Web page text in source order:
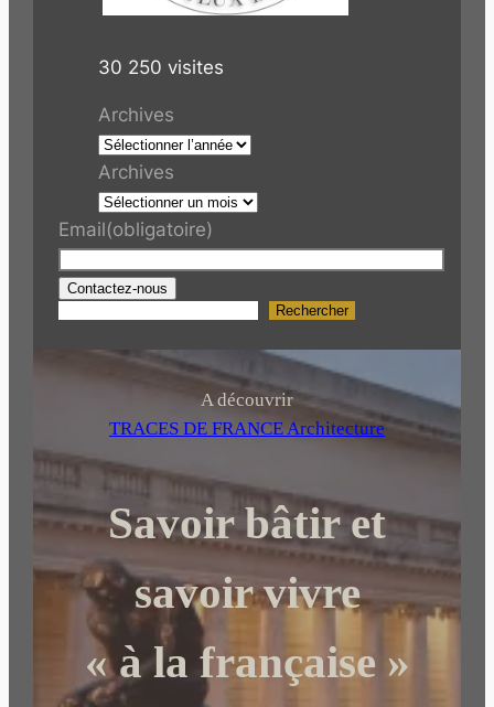
30 250 visites
Archives
Archives
Email(obligatoire)
Contactez-nous
r
c
h
r
Rechercher
A découvrir
TRACES DE FRANCE Architecture
Savoir bâtir et
savoir vivre
« à la française »